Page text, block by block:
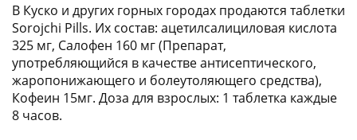
В Куско и других горных городах продаются таблетки
Sorojchi Pills. Их состав: ацетилсалициловая кислота
325 мг, Салофен 160 мг (Препарат,
употребляющийся в качестве антисептического,
жаропонижающего и болеутоляющего средства),
Кофеин 15мг. Доза для взрослых: 1 таблетка каждые
8 часов.